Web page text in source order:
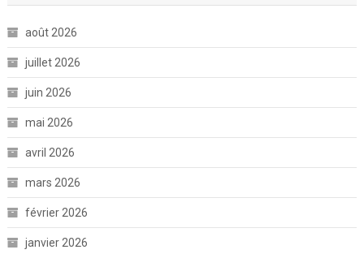
août 2026
juillet 2026
juin 2026
mai 2026
avril 2026
mars 2026
février 2026
janvier 2026